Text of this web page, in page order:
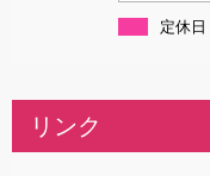
定休日
リンク